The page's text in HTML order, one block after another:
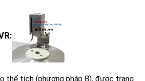
thể tích (phương pháp B), được trang